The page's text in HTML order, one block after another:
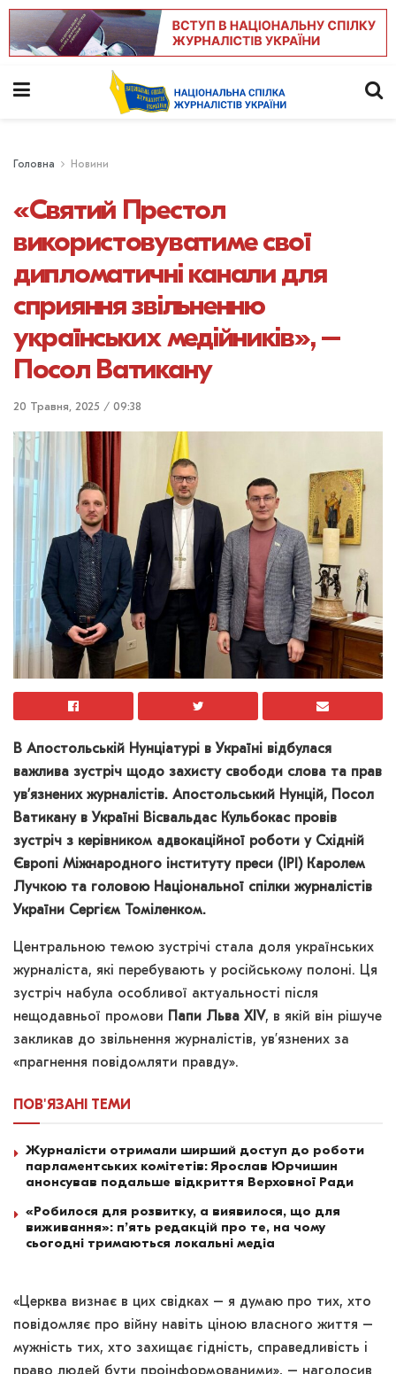
Головна Новини
«Святий Престол
використовуватиме свої
дипломатичні канали для
сприяння звільненню
українських медійників», –
Посол Ватикану
20 Травня, 2025 / 09:38
В Апостольській Нунціатурі в Україні відбулася
важлива зустріч щодо захисту свободи слова та прав
ув’язнених журналістів. Апостольський Нунцій, Посол
Ватикану в Україні Вісвальдас Кульбокас провів
зустріч з керівником адвокаційної роботи у Східній
Європі Міжнародного інституту преси (IPI) Каролем
Лучкою та головою Національної спілки журналістів
України Сергієм Томіленком.
Центральною темою зустрічі стала доля українських
журналіста, які перебувають у російському полоні. Ця
зустріч набула особливої актуальності після
нещодавньої промови
Папи Льва XIV, в якій він рішуче
закликав до звільнення журналістів, ув’язнених за
«прагнення повідомляти правду».
ПОВ'ЯЗАНІ ТЕМИ
Журналісти отримали ширший доступ до роботи
парламентських комітетів: Ярослав Юрчишин
анонсував подальше відкриття Верховної Ради
«Робилося для розвитку, а виявилося, що для
виживання»: п’ять редакцій про те, на чому
сьогодні тримаються локальні медіа
«Церква визнає в цих свідках – я думаю про тих, хто
повідомляє про війну навіть ціною власного життя –
мужність тих, хто захищає гідність, справедливість і